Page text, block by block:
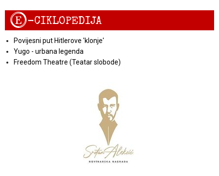
E-CIKLOPEDIJA
Povijesni put Hitlerove 'klonje'
Yugo - urbana legenda
Freedom Theatre (Teatar slobode)